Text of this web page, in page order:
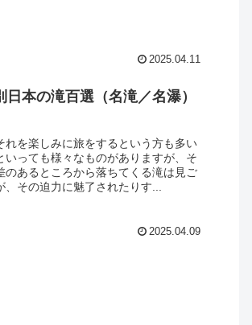
2025.04.11
日本の滝百選（名滝／名瀑）
れを楽しみに旅をするという方も多い
いっても様々なものがありますが、そ
のあるところから落ちてくる滝は見ご
、その迫力に魅了されたりす...
2025.04.09